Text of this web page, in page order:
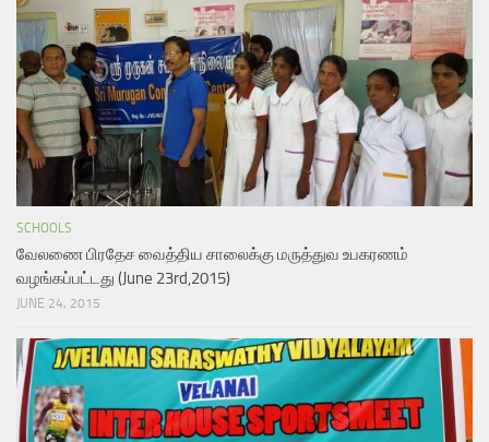
SCHOOLS
வேலணை பிரதேச வைத்திய சாலைக்கு மருத்துவ உபகரணம்
வழங்கப்பட்டது (June 23rd,2015)
JUNE 24, 2015